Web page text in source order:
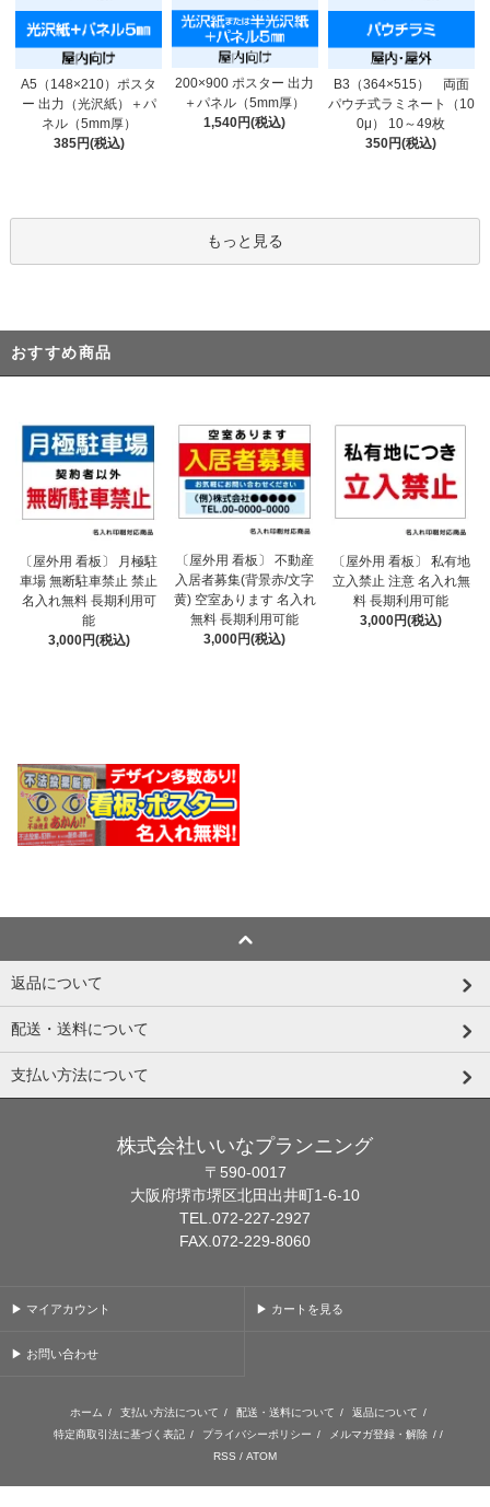
A5（148×210）ポスタ
ー 出力（光沢紙）＋パ
ネル（5mm厚）
385円(税込)
200×900 ポスター 出力
＋パネル（5mm厚）
1,540円(税込)
B3（364×515） 両面
パウチ式ラミネート（10
0μ） 10～49枚
350円(税込)
もっと見る
おすすめ商品
〔屋外用 看板〕 月極駐
車場 無断駐車禁止 禁止
名入れ無料 長期利用可
能
3,000円(税込)
〔屋外用 看板〕 不動産
入居者募集(背景赤/文字
黄) 空室あります 名入れ
無料 長期利用可能
3,000円(税込)
〔屋外用 看板〕 私有地
立入禁止 注意 名入れ無
料 長期利用可能
3,000円(税込)
返品について
配送・送料について
支払い方法について
株式会社いいなプランニング
〒590-0017
大阪府堺市堺区北田出井町1-6-10
TEL.072-227-2927
FAX.072-229-8060
▶ マイアカウント ▶ カートを見る
▶ お問い合わせ
ホーム / 支払い方法について / 配送・送料について / 返品について /
特定商取引法に基づく表記 / プライバシーポリシー / メルマガ登録・解除 / /
RSS / ATOM